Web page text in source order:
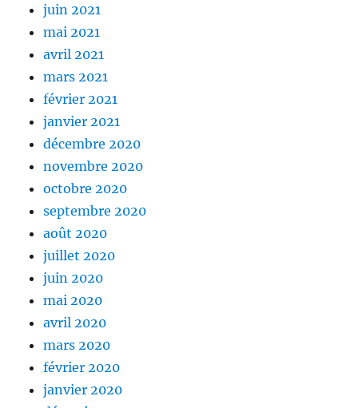
juin 2021
mai 2021
avril 2021
mars 2021
février 2021
janvier 2021
décembre 2020
novembre 2020
octobre 2020
septembre 2020
août 2020
juillet 2020
juin 2020
mai 2020
avril 2020
mars 2020
février 2020
janvier 2020